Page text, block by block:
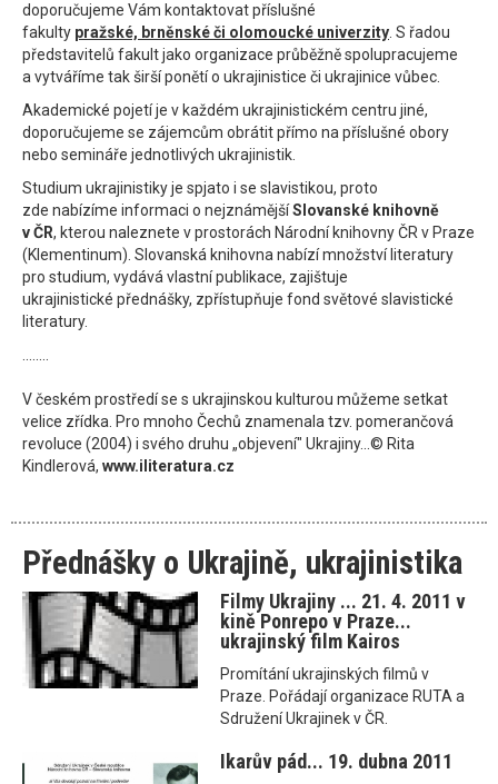
doporučujeme Vám kontaktovat příslušné
fakulty pražské, brněnské či olomoucké univerzity. S řadou
představitelů fakult jako organizace průběžně spolupracujeme
a vytváříme tak širší ponětí o ukrajinistice či ukrajinice vůbec.
Akademické pojetí je v každém ukrajinistickém centru jiné,
doporučujeme se zájemcům obrátit přímo na příslušné obory
nebo semináře jednotlivých ukrajinistik.
Studium ukrajinistiky je spjato i se slavistikou, proto
zde nabízíme informaci o nejznámějšíSlovanské knihovně
v ČR, kterou naleznete v prostorách Národní knihovny ČR v Praze
(Klementinum). Slovanská knihovna nabízí množství literatury
pro studium, vydává vlastní publikace, zajištuje
ukrajinistické přednášky, zpřístupňuje fond světové slavistické
literatury.
........
V českém prostředí se s ukrajinskou kulturou můžeme setkat
velice zřídka. Pro mnoho Čechů znamenala tzv. pomerančová
revoluce (2004) i svého druhu „objevení" Ukrajiny...© Rita
Kindlerová, www.iliteratura.cz
Přednášky o Ukrajině, ukrajinistika
Filmy Ukrajiny ... 21. 4. 2011 v
kině Ponrepo v Praze...
ukrajinský film Kairos
Promítání ukrajinských filmů v
Praze. Pořádají organizace RUTA a
Sdružení Ukrajinek v ČR.
Ikarův pád... 19. dubna 2011